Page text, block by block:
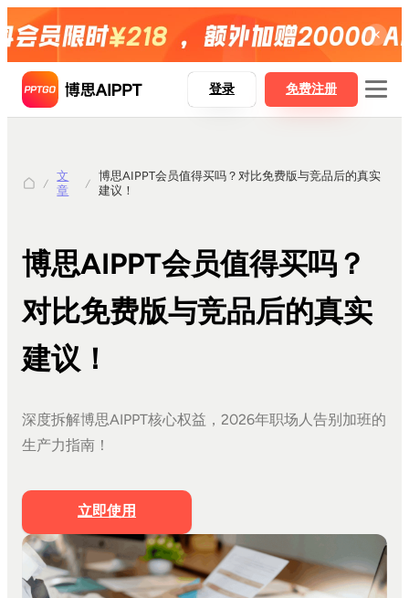
博思AIPPT
博思白板boardmix
博思设计Pixso
AI一键生成PPT
文档生成PPT
思维导图生成PPT
文字转PPT
文件转PPT
营销策划模板
登录 免费注册
文
章
博思AIPPT会员值得买吗？对比免费版与竞品后的真实
建议！
博思AIPPT会员值得买吗？
对比免费版与竞品后的真实
建议！
深度拆解博思AIPPT核心权益，2026年职场人告别加班的
生产力指南！
立即使用